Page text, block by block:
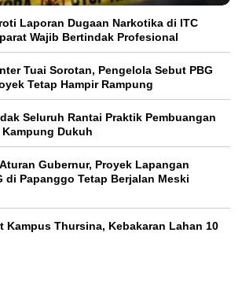
Laporan Dugaan Narkotika di ITC
Wajib Bertindak Profesional
Tuai Sorotan, Pengelola Sebut PBG
Tetap Hampir Rampung
Seluruh Rantai Praktik Pembuangan
Dukuh
Gubernur, Proyek Lapangan
di Papanggo Tetap Berjalan Meski
Kampus Thursina, Kebakaran Lahan 10